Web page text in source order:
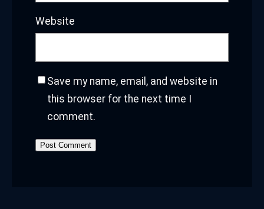
Website
Save my name, email, and website in
this browser for the next time I
comment.